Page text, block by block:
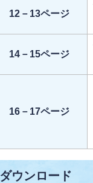
12－13ページ
14－15ページ
16－17ページ
ダウンロード